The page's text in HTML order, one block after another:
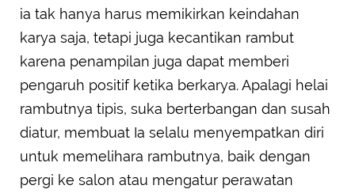
ia tak hanya harus memikirkan keindahan
karya saja, tetapi juga kecantikan rambut
karena penampilan juga dapat memberi
pengaruh positif ketika berkarya. Apalagi helai
rambutnya tipis, suka berterbangan dan susah
diatur, membuat Ia selalu menyempatkan diri
untuk memelihara rambutnya, baik dengan
pergi ke salon atau mengatur perawatan